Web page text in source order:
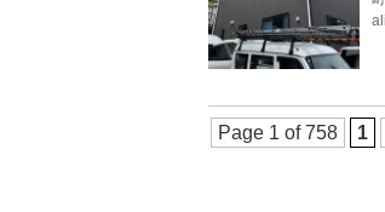
Page 1 of 758 1